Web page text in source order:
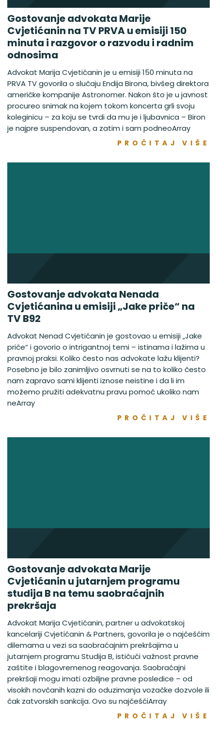
Gostovanje advokata Marije
Cvjetićanin na TV PRVA u emisiji 150
minuta i razgovor o razvodu i radnim
odnosima
Advokat Marija Cvjetićanin je u emisiji 150 minuta na
PRVA TV govorila o slučaju Endija Birona, bivšeg direktora
američke kompanije Astronomer. Nakon što je u javnost
procureo snimak na kojem tokom koncerta grli svoju
koleginicu – za koju se tvrdi da mu je i ljubavnica – Biron
je najpre suspendovan, a zatim i sam podneoArray
PROČITAJ VIŠE
Gostovanje advokata Nenada
Cvjetićanina u emisiji „Jake priče“ na
TV B92
Advokat Nenad Cvjetićanin je gostovao u emisiji „Jake
priče“ i govorio o intrigantnoj temi – istinama i lažima u
pravnoj praksi. Koliko često nas advokate lažu klijenti?
Posebno je bilo zanimljivo osvrnuti se na to koliko često
nam zapravo sami klijenti iznose neistine i da li im
možemo pružiti adekvatnu pravu pomoć ukoliko nam
neArray
PROČITAJ VIŠE
Gostovanje advokata Marije
Cvjetićanin u jutarnjem programu
studija B na temu saobraćajnih
prekršaja
Advokat Marija Cvjetićanin, partner u advokatskoj
kancelariji Cvjetićanin & Partners, govorila je o najčešćim
dilemama u vezi sa saobraćajnim prekršajima u
jutarnjem programu Studija B, ističući važnost pravne
zaštite i blagovremenog reagovanja. Saobraćajni
prekršaji mogu imati ozbiljne pravne posledice – od
visokih novčanih kazni do oduzimanja vozačke dozvole ili
čak zatvorskih sankcija. Ovo su najčešćiArray
PROČITAJ VIŠE